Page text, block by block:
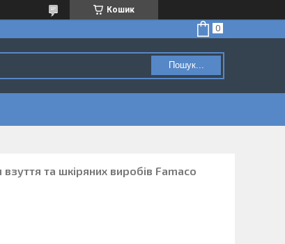
Кошик
Пошук...
та шкіряних виробів Famaco